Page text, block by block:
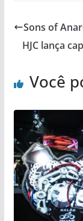
Sons of
HJC lança
Você